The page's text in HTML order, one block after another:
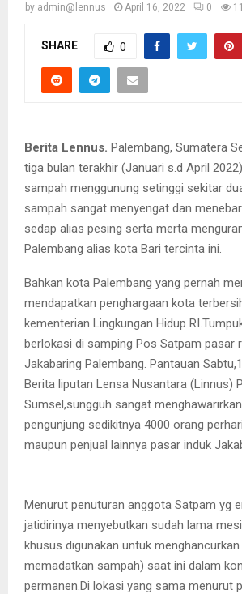
by admin@lennus April 16, 2022 0
SHARE 0
Berita Lennus. Palembang, Sumatera
tiga bulan terakhir (Januari s.d April
sampah menggunung setinggi sekitar
sampah sangat menyengat dan
sedap alias pesing serta merta
Palembang alias kota Bari tercinta ini.
Bahkan kota Palembang yang pernah
mendapatkan penghargaan kota
kementerian Lingkungan Hidup
berlokasi di samping Pos Satpam pasar
Jakabaring Palembang. Pantauan
Berita liputan Lensa Nusantara (Linnus)
Sumsel,sungguh sangat
pengunjung sedikitnya 4000 orang
maupun penjual lainnya pasar induk
Menurut penuturan anggota Satpam yg
jatidirinya menyebutkan sudah lama
khusus digunakan untuk
memadatkan sampah) saat ini dalam
permanen.Di lokasi yang sama menurut